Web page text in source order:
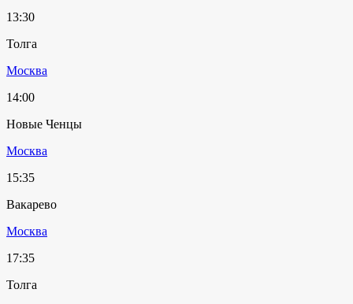
13:30
Толга
Москва
14:00
Новые Ченцы
Москва
15:35
Вакарево
Москва
17:35
Толга